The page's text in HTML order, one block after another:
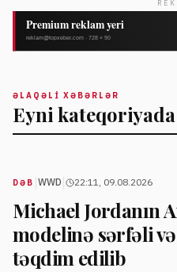
ƏLAQƏLI XƏBƏRLƏR
Eyni kateqoriyada
DƏB WWD 22:11, 09.08.2026
Michael Jordanın
modelinə sərfəli
təqdim edilib